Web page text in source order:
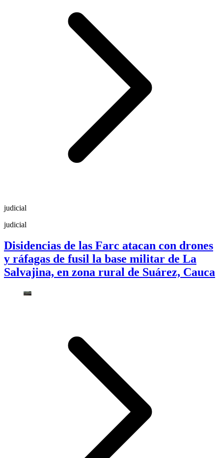
judicial
judicial
Disidencias de las Farc atacan con drones
y ráfagas de fusil la base militar de La
Salvajina, en zona rural de Suárez, Cauca